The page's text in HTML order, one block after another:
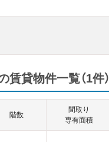
貸物件一覧（1件）
階数
間取り
専有面積